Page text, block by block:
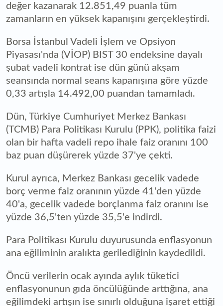
değer kazanarak 12.851,49 puanla tüm
zamanların en yüksek kapanışını gerçekleştirdi.
Borsa İstanbul Vadeli İşlem ve Opsiyon
Piyasası'nda (VİOP) BIST 30 endeksine dayalı
şubat vadeli kontrat ise dün günü akşam
seansında normal seans kapanışına göre yüzde
0,33 artışla 14.492,00 puandan tamamladı.
Dün, Türkiye Cumhuriyet Merkez Bankası
(TCMB) Para Politikası Kurulu (PPK), politika faizi
olan bir hafta vadeli repo ihale faiz oranını 100
baz puan düşürerek yüzde 37'ye çekti.
Kurul ayrıca, Merkez Bankası gecelik vadede
borç verme faiz oranının yüzde 41'den yüzde
40'a, gecelik vadede borçlanma faiz oranını ise
yüzde 36,5'ten yüzde 35,5'e indirdi.
Para Politikası Kurulu duyurusunda enflasyonun
ana eğiliminin aralıkta gerilediğinin kaydedildi.
Öncü verilerin ocak ayında aylık tüketici
enflasyonunun gıda öncülüğünde arttığına, ana
eğilimdeki artışın ise sınırlı olduğuna işaret ettiği